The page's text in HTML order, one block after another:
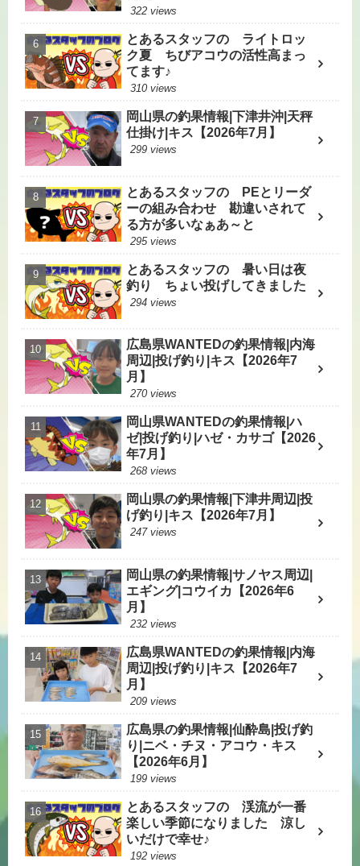
322 views
とあるスタッフの ライトロッ
ク夏 ちびアコウの活性高まっ
てます♪
310 views
岡山県の釣果情報|下津井沖|天秤
仕掛け|キス【2026年7月】
299 views
とあるスタッフの PEとリーダ
ーの組み合わせ 勘違いされて
る方が多いなぁあ～と
295 views
とあるスタッフの 暑い日は夜
釣り ちょい投げしてきました
294 views
広島県WANTEDの釣果情報|内海
周辺|投げ釣り|キス【2026年7
月】
270 views
岡山県WANTEDの釣果情報|ハ
ゼ|投げ釣り|ハゼ・カサゴ【2026
年7月】
268 views
岡山県の釣果情報|下津井周辺|投
げ釣り|キス【2026年7月】
247 views
岡山県の釣果情報|サノヤス周辺|
エギング|コウイカ【2026年6
月】
232 views
広島県WANTEDの釣果情報|内海
周辺|投げ釣り|キス【2026年7
月】
209 views
広島県の釣果情報|仙酔島|投げ釣
り|ニベ・チヌ・アコウ・キス
【2026年6月】
199 views
とあるスタッフの 渓流が一番
楽しい季節になりました 涼し
いだけで幸せ♪
192 views